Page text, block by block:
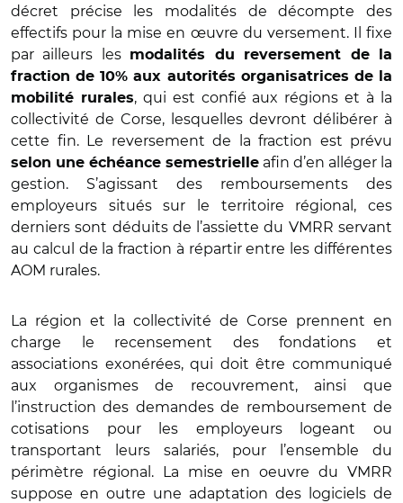
décret précise les modalités de décompte des
effectifs pour la mise en œuvre du versement. Il fixe
par ailleurs les
modalités du reversement de la
fraction de 10% aux autorités organisatrices de la
mobilité rurales, qui est confié aux régions et à la
collectivité de Corse, lesquelles devront délibérer à
cette fin. Le reversement de la fraction est prévu
selon une échéance semestrielle afin d’en all éger la
gestion. S’agissant des remboursements des
employeurs situés sur le territoire régional, ces
derniers sont déduits de l ’assiette du VMRR servant
au calcul de la fraction à répartir entre les différentes
AOM rurales.
La région et la collectivité de Corse prennent en
charge le recensement des fondations et
associations exonérées, qui doit être communiqué
aux organismes de recouvrement, ainsi que
’instruction des demandes de remboursement de
cotisations pour les employeurs logeant ou
transportant leurs salariés, pour l ’ensemble du
périmètre régional. La mise en oeuvre du VMRR
suppose en outre une adaptation des logiciels de